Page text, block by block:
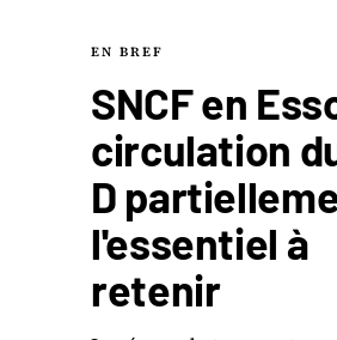
EN BREF
SNCF en
circulation
D
l'essentiel à
retenir